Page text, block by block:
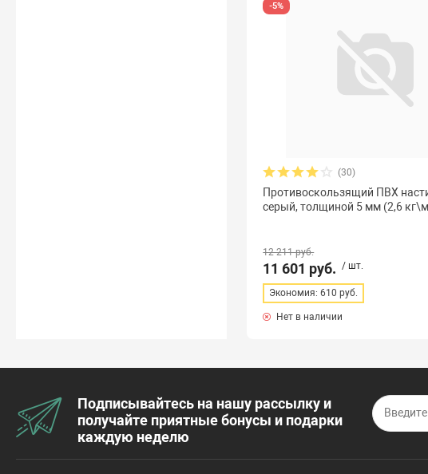
-5%
(30)
Противоскользящий ПВХ
серый, толщиной 5 мм (2,6
12 211 руб.
11 601 руб. / шт.
Экономия: 610 руб.
Нет в наличии
Подписывайтесь на нашу рассылку и
получайте приятные бонусы и подарки
каждую неделю